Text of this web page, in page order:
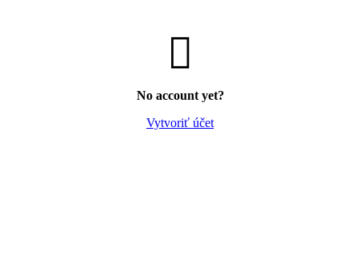
No account yet?
Vytvoriť účet